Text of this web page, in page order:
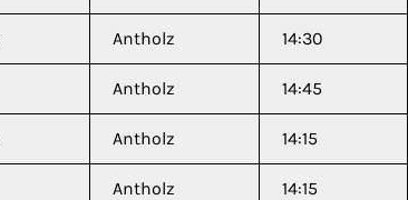
Antholz 14:30
Antholz 14:45
Antholz 14:15
Antholz 14:15